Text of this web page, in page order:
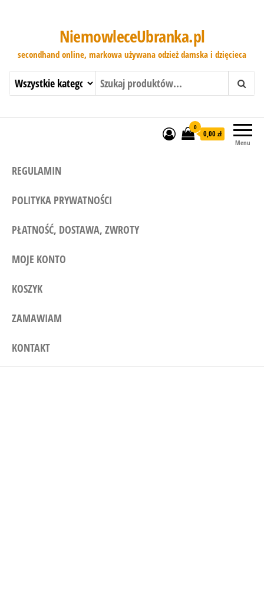
NiemowleceUbranka.pl
secondhand online, markowa używana odzież damska i dzięcieca
Menu
0
0,00 zł
REGULAMIN
POLITYKA PRYWATNOŚCI
PŁATNOŚĆ, DOSTAWA, ZWROTY
MOJE KONTO
KOSZYK
ZAMAWIAM
KONTAKT